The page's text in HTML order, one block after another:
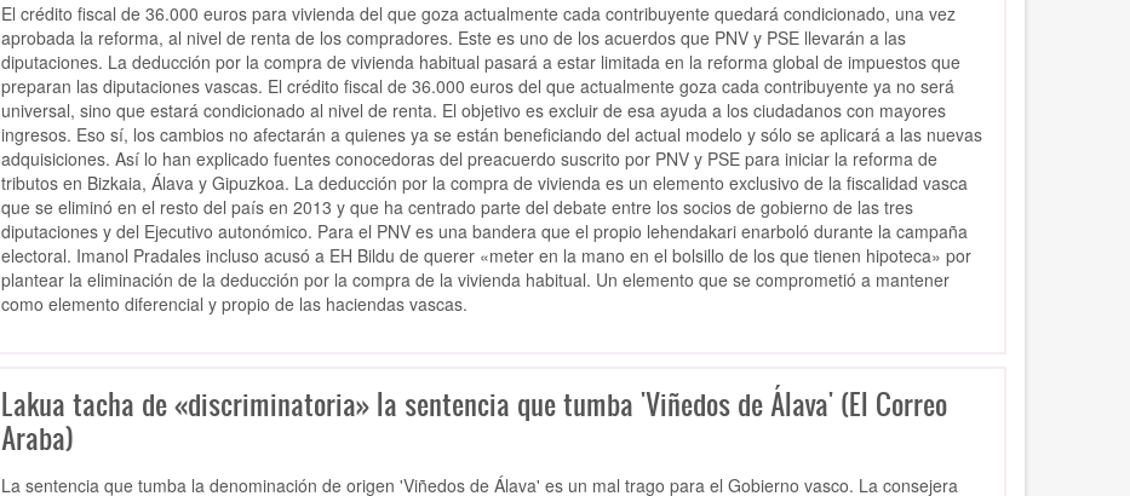
El crédito fiscal de 36.000 euros para vivienda del que goza actualmente cada contribuyente quedará condicionado, una vez
aprobada la reforma, al nivel de renta de los compradores. Este es uno de los acuerdos que PNV y PSE llevarán a las
diputaciones. La deducción por la compra de vivienda habitual pasará a estar limitada en la reforma global de impuestos que
preparan las diputaciones vascas. El crédito fiscal de 36.000 euros del que actualmente goza cada contribuyente ya no será
universal, sino que estará condicionado al nivel de renta. El objetivo es excluir de esa ayuda a los ciudadanos con mayores
ingresos. Eso sí, los cambios no afectarán a quienes ya se están beneficiando del actual modelo y sólo se aplicará a las nuevas
adquisiciones. Así lo han explicado fuentes conocedoras del preacuerdo suscrito por PNV y PSE para iniciar la reforma de
tributos en Bizkaia, Álava y Gipuzkoa. La deducción por la compra de vivienda es un elemento exclusivo de la fiscalidad vasca
que se eliminó en el resto del país en 2013 y que ha centrado parte del debate entre los socios de gobierno de las tres
diputaciones y del Ejecutivo autonómico. Para el PNV es una bandera que el propio lehendakari enarboló durante la campaña
electoral. Imanol Pradales incluso acusó a EH Bildu de querer «meter en la mano en el bolsillo de los que tienen hipoteca» por
plantear la eliminación de la deducción por la compra de la vivienda habitual. Un elemento que se comprometió a mantener
como elemento diferencial y propio de las haciendas vascas.
Lakua tacha de «discriminatoria» la sentencia que tumba 'Viñedos de Álava' (El Correo
Araba)
La sentencia que tumba la denominación de origen 'Viñedos de Álava' es un mal trago para el Gobierno vasco. La consejera